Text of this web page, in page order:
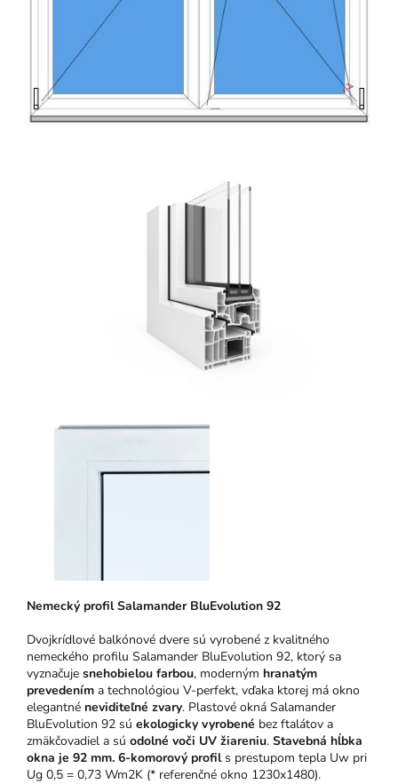
Nemecký profil Salamander BluEvolution 92
Dvojkrídlové balkónové dvere sú vyrobené z kvalitného
nemeckého profilu Salamander BluEvolution 92, ktorý sa
vyznačuje snehobielou farbou, moderným hranatým
prevedením a technológiou V-perfekt, vďaka ktorej má okno
elegantné neviditeľné zvary. Plastové okná Salamander
BluEvolution 92 sú ekologicky vyrobené bez ftalátov a
zmäkčovadiel a sú odolné voči UV žiareniu. Stavebná hĺbka
okna je 92 mm. 6-komorový profils prestupom tepla Uw pri
Ug 0,5 = 0,73 Wm2K (* referenčné okno 1230x1480).